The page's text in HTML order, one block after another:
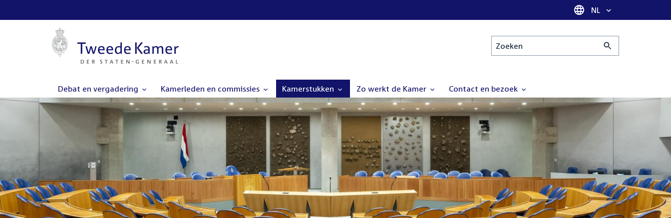
Taal selectie
NL
Zoeken
Debat en vergadering Kamerleden en commissies Kamerstukken Zo werkt de Kamer Contact en bezoek